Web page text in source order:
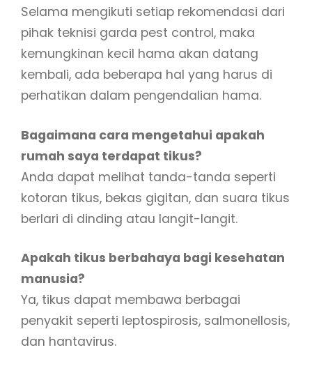
Selama mengikuti setiap rekomendasi dari
pihak teknisi garda pest control, maka
kemungkinan kecil hama akan datang
kembali, ada beberapa hal yang harus di
perhatikan dalam pengendalian hama.
Bagaimana cara mengetahui apakah
rumah saya terdapat tikus?
Anda dapat melihat tanda-tanda seperti
kotoran tikus, bekas gigitan, dan suara tikus
berlari di dinding atau langit-langit.
Apakah tikus berbahaya bagi kesehatan
manusia?
Ya, tikus dapat membawa berbagai
penyakit seperti leptospirosis, salmonellosis,
dan hantavirus.